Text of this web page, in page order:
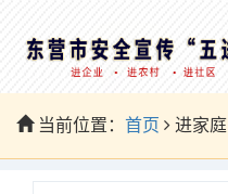
当前位置： 首页 进家庭